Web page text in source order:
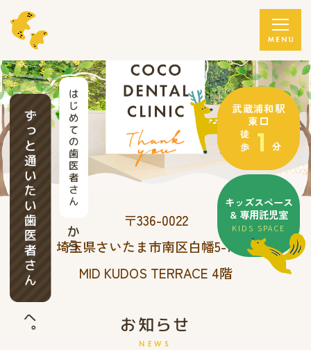
武蔵浦和駅
東口
徒歩 1 分
キッズスペース
& 専用託児室
KIDS SPACE
〒336-0022
埼玉県さいたま市南区白幡5-18-19
MID KUDOS TERRACE 4階
スマホで簡単
LINE予約
お知らせ
NEWS